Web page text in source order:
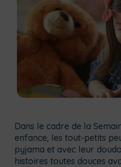
Dans le cadre de la
enfance, les tout-petits
pyjama et avec leur
histoires toutes douces